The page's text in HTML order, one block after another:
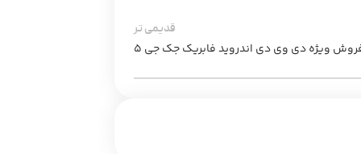
قدیمی تر
ویژه دی وی دی اندروید فابریک جک جی 5